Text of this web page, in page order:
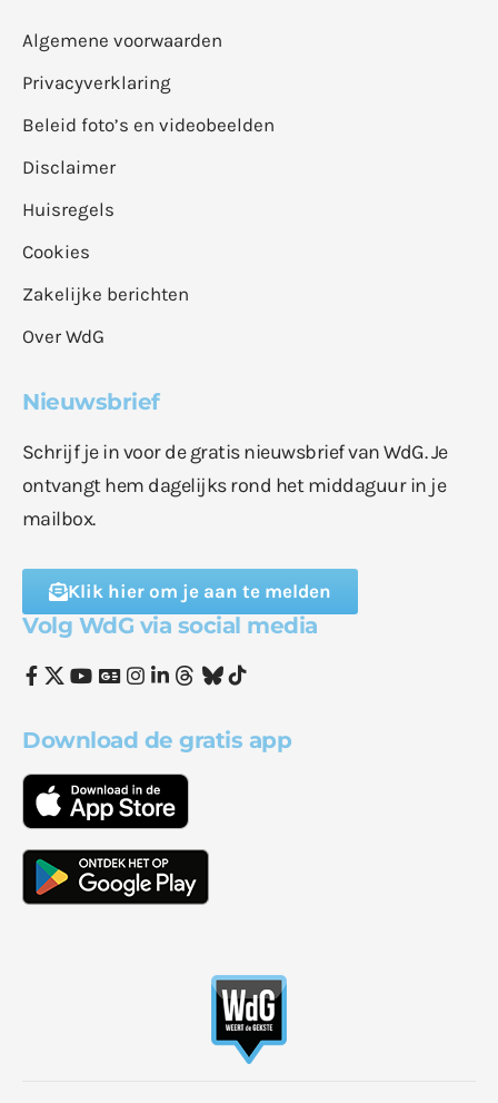
Algemene voorwaarden
Privacyverklaring
Beleid foto’s en videobeelden
Disclaimer
Huisregels
Cookies
Zakelijke berichten
Over WdG
Nieuwsbrief
Schrijf je in voor de gratis nieuwsbrief van WdG. Je
ontvangt hem dagelijks rond het middaguur in je
mailbox.
Klik hier om je aan te melden
Volg WdG via social media
Download de gratis app